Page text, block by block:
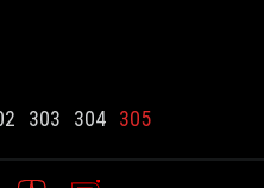
303 304 305